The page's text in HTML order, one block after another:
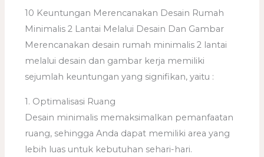
10 Keuntungan Merencanakan Desain Rumah
Minimalis 2 Lantai Melalui Desain Dan Gambar
Merencanakan desain rumah minimalis 2 lantai
melalui desain dan gambar kerja memiliki
sejumlah keuntungan yang signifikan, yaitu :
1. Optimalisasi Ruang
Desain minimalis memaksimalkan pemanfaatan
ruang, sehingga Anda dapat memiliki area yang
lebih luas untuk kebutuhan sehari-hari.